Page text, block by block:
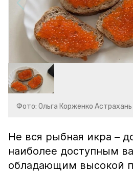
Фото: Ольга Корженко
Не вся рыбная икра –
наиболее доступным
обладающим высокой